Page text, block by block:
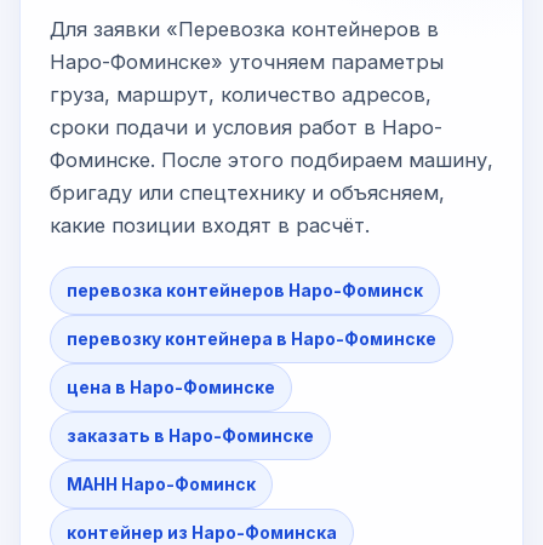
Для заявки «Перевозка контейнеров в
Наро-Фоминске» уточняем параметры
груза, маршрут, количество адресов,
сроки подачи и условия работ в Наро-
Фоминске. После этого подбираем машину,
бригаду или спецтехнику и объясняем,
какие позиции входят в расчёт.
перевозка контейнеров Наро-Фоминск
перевозку контейнера в Наро-Фоминске
цена в Наро-Фоминске
заказать в Наро-Фоминске
МАНН Наро-Фоминск
контейнер из Наро-Фоминска